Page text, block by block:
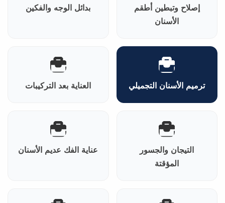
إصلاح وتبطين أطقم
الأسنان
بدائل الوجه والفكين
ترميم الأسنان التجميلي العناية بعد التركيبات
التيجان والجسور
المؤقتة
عناية الفك عديم الأسنان